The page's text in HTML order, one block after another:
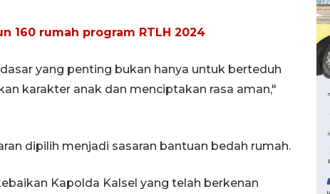
160 rumah program RTLH 2024
yang penting bukan hanya untuk berteduh
karakter anak dan menciptakan rasa aman,"
dipilih menjadi sasaran bantuan bedah rumah.
Kapolda Kalsel yang telah berkenan